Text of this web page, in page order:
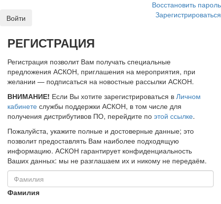
Восстановить пароль
Войти
Зарегистрироваться
РЕГИСТРАЦИЯ
Регистрация позволит Вам получать специальные
предложения АСКОН, приглашения на мероприятия, при
желании — подписаться на новостные рассылки АСКОН.
ВНИМАНИЕ! Если Вы хотите зарегистрироваться в Личном
кабинете службы поддержки АСКОН, в том числе для
получения дистрибутивов ПО, перейдите по этой ссылке.
Пожалуйста, укажите полные и достоверные данные; это
позволит предоставлять Вам наиболее подходящую
информацию. АСКОН гарантирует конфиденциальность
Ваших данных: мы не разглашаем их и никому не передаём.
Фамилия